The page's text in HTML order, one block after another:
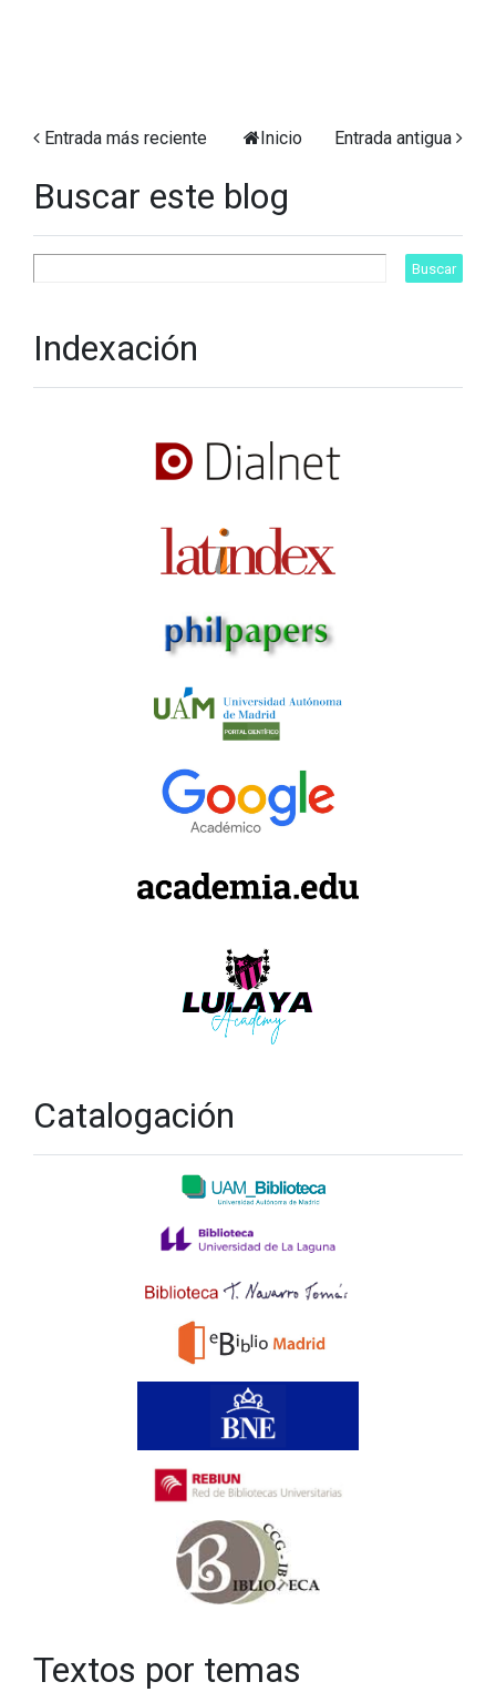
Entrada más reciente Entrada antigua
Inicio
Buscar este blog
Indexación
Catalogación
Textos por temas